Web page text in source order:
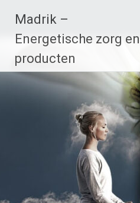
naarMadrik –
Energetische zorg en
producten